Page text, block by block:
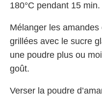
180°C pendant 15 min.
Mélanger les
grillées avec le sucre
une poudre plus ou
goût.
Verser la poudre